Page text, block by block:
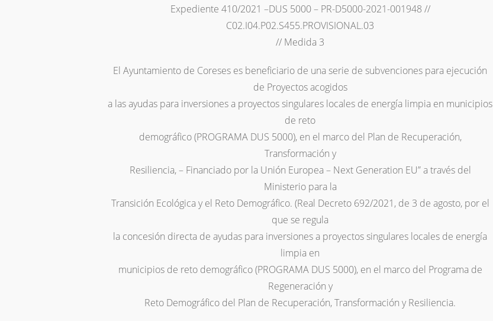
Expediente 410/2021 –DUS 5000 – PR-D5000-2021-001948 //
C02.I04.P02.S455.PROVISIONAL.03
// Medida 3
El Ayuntamiento de Coreses es beneficiario de una serie de subvenciones para ejecución
de Proyectos acogidos
a las ayudas para inversiones a proyectos singulares locales de energía limpia en municipios
de reto
demográfico (PROGRAMA DUS 5000), en el marco del Plan de Recuperación,
Transformación y
Resiliencia, – Financiado por la Unión Europea – Next Generation EU” a través del
Ministerio para la
Transición Ecológica y el Reto Demográfico. (Real Decreto 692/2021, de 3 de agosto, por el
que se regula
la concesión directa de ayudas para inversiones a proyectos singulares locales de energía
limpia en
municipios de reto demográfico (PROGRAMA DUS 5000), en el marco del Programa de
Regeneración y
Reto Demográfico del Plan de Recuperación, Transformación y Resiliencia.